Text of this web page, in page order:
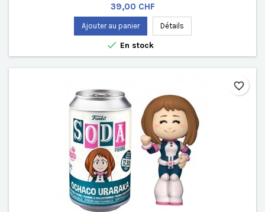
Prix
39,00 CHF
Ajouter au panier Détails
 En stock
favorite_border